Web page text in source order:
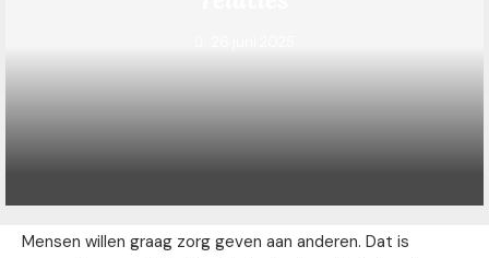
Mensen willen graag zorg geven aan anderen. Dat is